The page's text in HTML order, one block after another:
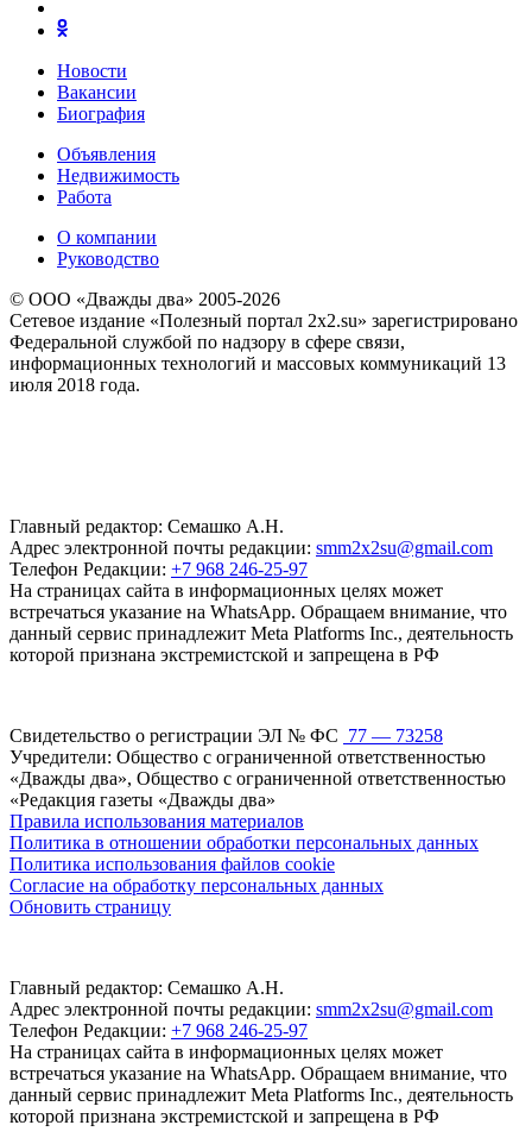
Новости
Вакансии
Биография
Объявления
Недвижимость
Работа
О компании
Руководство
© ООО «Дважды два» 2005-2026
Сетевое издание «Полезный портал 2x2.su» зарегистрировано
Федеральной службой по надзору в сфере связи,
информационных технологий и массовых коммуникаций 13
июля 2018 года.
Главный редактор: Семашко А.Н.
Адрес электронной почты редакции: smm2x2su@gmail.com
Телефон Редакции: +7 968 246-25-97
На страницах сайта в информационных целях может
встречаться указание на WhatsApp. Обращаем внимание, что
данный сервис принадлежит Meta Platforms Inc., деятельность
которой признана экстремистской и запрещена в РФ
Свидетельство о регистрации ЭЛ № ФС 77 — 73258
Учредители: Общество с ограниченной ответственностью
«Дважды два», Общество с ограниченной ответственностью
«Редакция газеты «Дважды два»
Правила использования материалов
Политика в отношении обработки персональных данных
Политика использования файлов cookie
Согласие на обработку персональных данных
Обновить страницу
Главный редактор: Семашко А.Н.
Адрес электронной почты редакции: smm2x2su@gmail.com
Телефон Редакции: +7 968 246-25-97
На страницах сайта в информационных целях может
встречаться указание на WhatsApp. Обращаем внимание, что
данный сервис принадлежит Meta Platforms Inc., деятельность
которой признана экстремистской и запрещена в РФ